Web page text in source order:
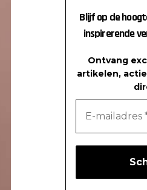
Blijf op de
inspirerende
Ontvang
artikelen,